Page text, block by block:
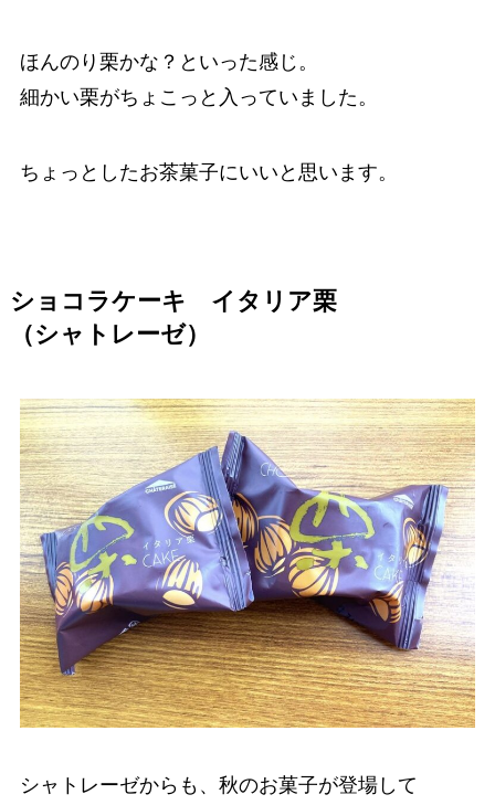
ほんのり栗かな？といった感じ。
細かい栗がちょこっと入っていました。
ちょっとしたお茶菓子にいいと思います。
ショコラケーキ イタリア栗
（シャトレーゼ）
シャトレーゼからも、秋のお菓子が登場して